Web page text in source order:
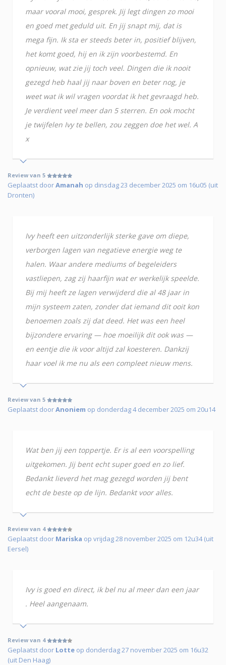
maar vooral mooi, gesprek. Jij legt dingen zo mooi
en goed met geduld uit. En jij snapt mij, dat is
mega fijn. Ik sta er steeds beter in, positief blijven,
het komt goed, hij en ik zijn voorbestemd. En
opnieuw, wat zie jij toch veel. Dingen die ik nooit
gezegd heb haal jij naar boven en beter nog, je
weet wat ik wil vragen voordat ik het gevraagd heb.
Je verdient veel meer dan 5 sterren. En ook mocht
je twijfelen Ivy te bellen, zou zeggen doe het wel. A
x
Review van 5
Geplaatst doorAmanah op dinsdag 23 december 2025 om 16u05 (uit
Dronten)
Ivy heeft een uitzonderlijk sterke gave om diepe,
verborgen lagen van negatieve energie weg te
halen. Waar andere mediums of begeleiders
vastliepen, zag zij haarfijn wat er werkelijk speelde.
Bij mij heeft ze lagen verwijderd die al 48 jaar in
mijn systeem zaten, zonder dat iemand dit ooit kon
benoemen zoals zij dat deed. Het was een heel
bijzondere ervaring — hoe moeilijk dit ook was —
en eentje die ik voor altijd zal koesteren. Dankzij
haar voel ik me nu als een compleet nieuw mens.
Review van 5
Geplaatst doorAnoniem op donderdag 4 december 2025 om 20u14
Wat ben jij een toppertje. Er is al een voorspelling
uitgekomen. Jij bent echt super goed en zo lief.
Bedankt lieverd het mag gezegd worden jij bent
echt de beste op de lijn. Bedankt voor alles.
Review van 4
Geplaatst door Mariska op vrijdag 28 november 2025 om 12u34 (uit
Eersel)
Ivy is goed en direct, ik bel nu al meer dan een jaar
. Heel aangenaam.
Review van 4
Geplaatst door Lotte op donderdag 27 november 2025 om 16u32
(uit Den Haag)